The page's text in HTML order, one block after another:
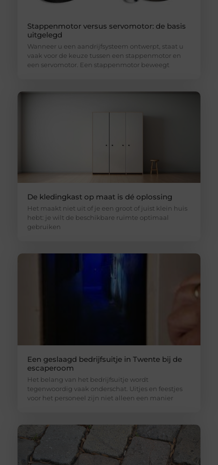
Stappenmotor versus servomotor: de basis
uitgelegd
Wanneer u een aandrijfsysteem ontwerpt, staat u
vaak voor de keuze tussen een stappenmotor en
een servomotor. Een stappenmotor beweegt
De kledingkast op maat is dé oplossing
Het maakt niet uit of je een groot of juist klein huis
hebt: je wilt de beschikbare ruimte optimaal
gebruiken
Een geslaagd bedrijfsuitje in Twente bij de
escaperoom
Het belang van het bedrijfsuitje wordt
tegenwoordig vaak onderschat. Uitjes en feestjes
voor het personeel zijn niet alleen een manier